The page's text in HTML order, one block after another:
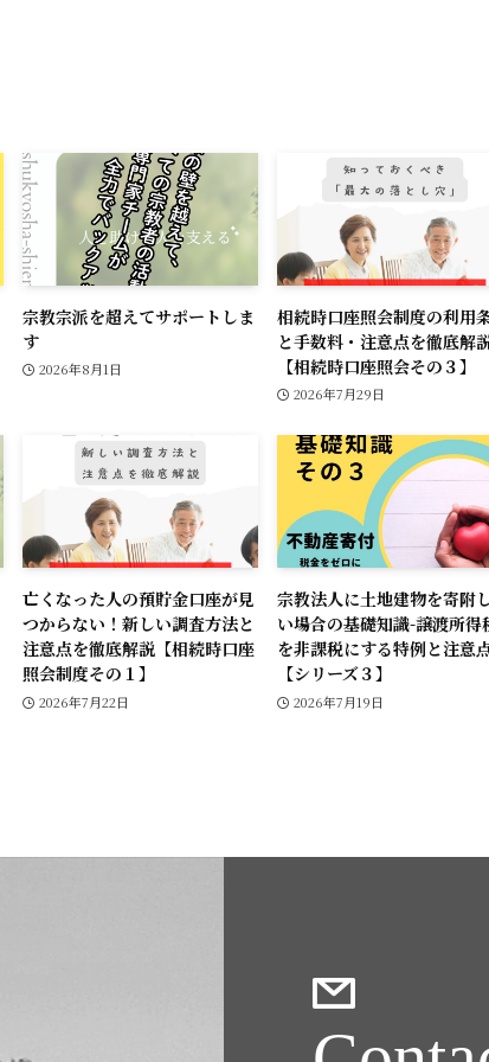
宗教宗派を超えてサポートしま
す
2026年8月1日
相続時口座照会制度の利用
と手数料・注意点を徹底解
【相続時口座照会その３】
2026年7月29日
亡くなった人の預貯金口座が見
つからない！新しい調査方法と
注意点を徹底解説【相続時口座
照会制度その１】
2026年7月22日
宗教法人に土地建物を寄附
い場合の基礎知識-譲渡所得
を非課税にする特例と注意
【シリーズ３】
2026年7月19日